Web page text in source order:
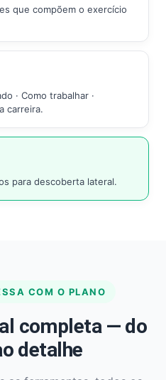
que compõem o exercício
· Como trabalhar ·
carreira.
para descoberta lateral.
COM O PLANO
completa — do
detalhe